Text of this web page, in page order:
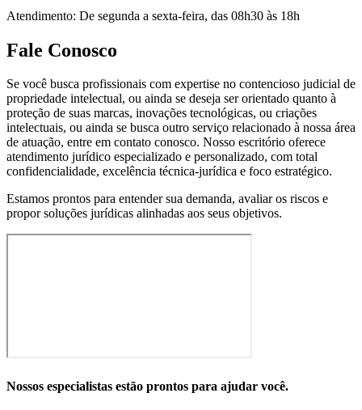
Atendimento: De segunda a sexta-feira, das 08h30 às 18h
Fale Conosco
Se você busca profissionais com expertise no contencioso judicial de
propriedade intelectual, ou ainda se deseja ser orientado quanto à
proteção de suas marcas, inovações tecnológicas, ou criações
intelectuais, ou ainda se busca outro serviço relacionado à nossa área
de atuação, entre em contato conosco. Nosso escritório oferece
atendimento jurídico especializado e personalizado, com total
confidencialidade, excelência técnica-jurídica e foco estratégico.
Estamos prontos para entender sua demanda, avaliar os riscos e
propor soluções jurídicas alinhadas aos seus objetivos.
Nossos especialistas estão prontos para ajudar você.